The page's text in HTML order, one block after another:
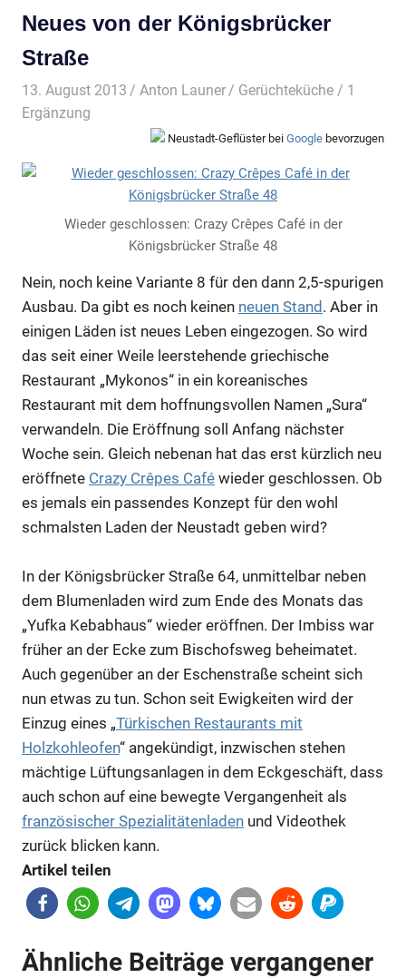
Neues von der Königsbrücker
Straße
13. August 2013 Anton Launer Gerüchteküche / 1
Ergänzung
Neustadt-Geflüster bei Google bevorzugen
Wieder geschlossen: Crazy Crêpes Café in der
Königsbrücker Straße 48
Nein, noch keine Variante 8 für den dann 2,5-spurigen
Ausbau. Da gibt es noch keinen neuen Stand. Aber in
einigen Läden ist neues Leben eingezogen. So wird
das seit einer Weile leerstehende griechische
Restaurant „Mykonos“ in ein koreanisches
Restaurant mit dem hoffnungsvollen Namen „Sura“
verwandeln. Die Eröffnung soll Anfang nächster
Woche sein. Gleich nebenan hat das erst kürzlich neu
eröffnete Crazy Crêpes Café wieder geschlossen. Ob
es jemals ein passendes Konzept für den wohl
schmalsten Laden der Neustadt geben wird?
In der Königsbrücker Straße 64, unmittelbar neben
dem Blumenladen wird zum Ende des Monats das
„Yufka Kebabhaus“ wieder eröffnen. Der Imbiss war
früher an der Ecke zum Bischofsweg beheimatet.
Auch gegenüber an der Eschenstraße scheint sich
nun etwas zu tun. Schon seit Ewigkeiten wird der
Einzug eines „Türkischen Restaurants mit
Holzkohleofen“ angekündigt, inzwischen stehen
mächtige Lüftungsanlagen in dem Eckgeschäft, dass
auch schon auf eine bewegte Vergangenheit als
französischer Spezialitätenladen und Videothek
zurück blicken kann.
Artikel teilen
Ähnliche Beiträge vergangener